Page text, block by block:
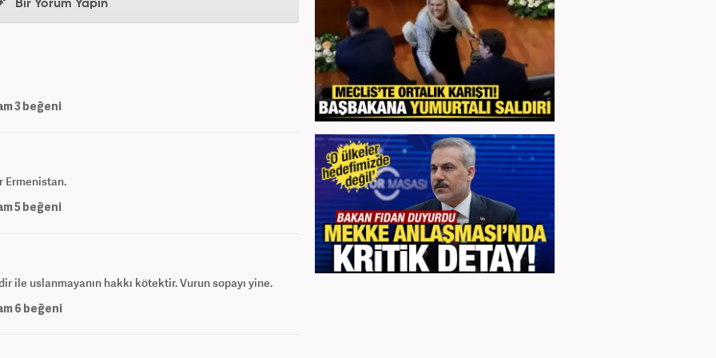
Bir Yorum Yapın
3beğeni
Ermenistan.
5beğeni
ile uslanmayanın hakkı kötektir. Vurun sopayı yine.
6 beğeni